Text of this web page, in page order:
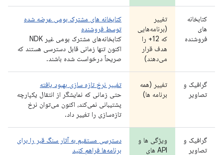
کتابخانه
های
فروشنده
تغییر
(برنامه‌هایی
که 12+ را
هدف قرار
می‌دهند)
کتابخانه های مشترک بومی عرضه شده
توسط فروشنده
کتابخانه‌های مشترک بومی غیر NDK
اکنون تنها زمانی قابل دسترسی هستند که
صریحاً درخواست شده باشند.
گرافیک و
تصاویر
تغییر (همه
برنامه ها)
تغییر نرخ تازه سازی بهبود یافته
حتی زمانی که نمایشگر از انتقال یکپارچه
پشتیبانی نمی‌کند، اکنون می‌توان نرخ
تازه‌سازی را تغییر داد.
گرافیک و
تصاویر
ویژگی ها و
API های
دسترسی مستقیم به آثار سنگ قبر را برای
برنامه‌ها فراهم کنید